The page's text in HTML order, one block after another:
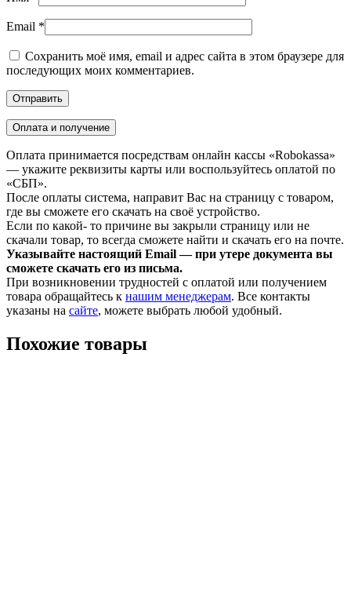
Email *
Сохранить моё имя, email и адрес сайта в этом браузере для
последующих моих комментариев.
Оплата и получение
Оплата принимается посредствам онлайн кассы «Robokassa»
— укажите реквизиты карты или воспользуйтесь оплатой по
«СБП».
После оплаты система, направит Вас на страницу с товаром,
где вы сможете его скачать на своё устройство.
Если по какой- то причине вы закрыли страницу или не
скачали товар, то всегда сможете найти и скачать его на почте.
Указывайте настоящий Email — при утере документа вы
сможете скачать его из письма.
При возникновении трудностей с оплатой или получением
товара обращайтесь к нашим менеджерам. Все контакты
указаны на сайте, можете выбрать любой удобный.
Похожие товары